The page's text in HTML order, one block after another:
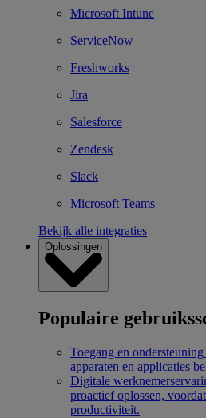
Microsoft Intune
ServiceNow
Freshworks
Jira
Salesforce
Zendesk
Slack
Microsoft Teams
Bekijk alle integraties
Oplossingen
Populaire
Toegang en
apparaten en applicaties
Digitale
proactief oplossen,
productiviteit.